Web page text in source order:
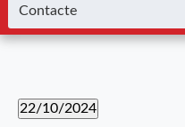
22/10/2024